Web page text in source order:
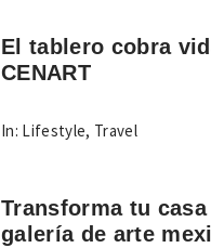
El tablero cobra
CENART
In: Lifestyle, Travel
Transforma tu
galería de arte